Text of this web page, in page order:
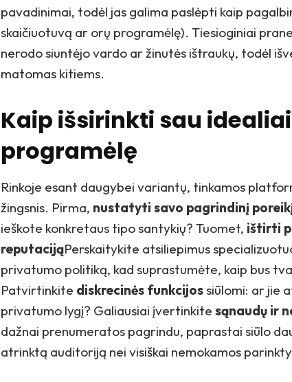
pavadinimai, todėl jas galima paslėpti kaip
skaičiuotuvą ar orų programėlę). Tiesioginiai
nerodo siuntėjo vardo ar žinutės ištraukų, todėl
matomas kitiems.
Kaip išsirinkti sau
programėlę
Rinkoje esant daugybei variantų, tinkamos
žingsnis. Pirma, nustatyti savo pagrindinį
ieškote konkretaus tipo santykių? Tuomet, ištirti
reputacijąPerskaitykite atsiliepimus
privatumo politiką, kad suprastumėte, kaip bus
Patvirtinkite diskrecinės funkcijossiūlomi: ar jie
privatumo lygį? Galiausiai įvertinkitesąnaudų ir
dažnai prenumeratos pagrindu, paprastai siūlo
atrinktą auditoriją nei visiškai nemokamos